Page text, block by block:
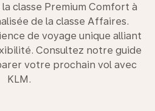
classe Premium Comfort à
de la classe Affaires.
de voyage unique alliant
Consultez notre guide
votre prochain vol avec
KLM.